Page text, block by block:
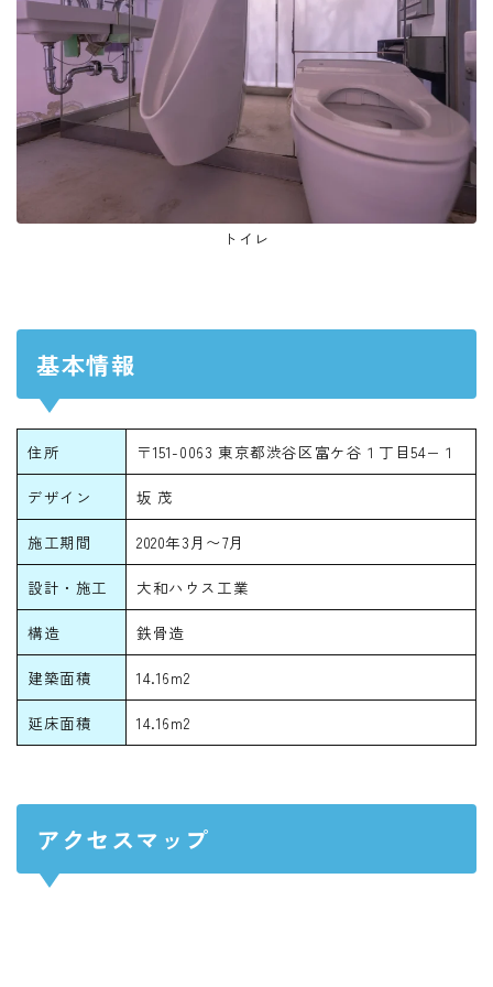
トイレ
基本情報
住所 〒151-0063 東京都渋谷区富ケ谷１丁目54−１
デザイン 坂 茂
施工期間 2020年3月〜7月
設計・施工 大和ハウス工業
構造 鉄骨造
建築面積 14.16m2
延床面積 14.16m2
アクセスマップ